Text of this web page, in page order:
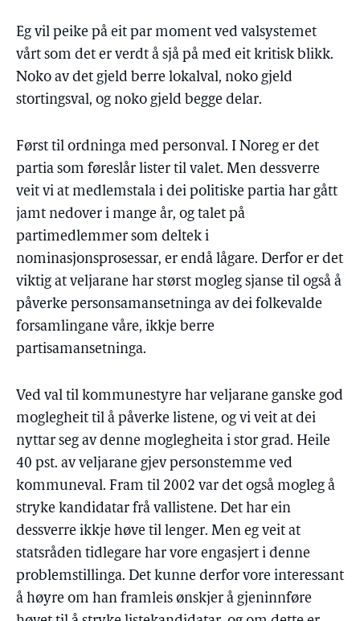
Eg vil peike på eit par moment ved valsystemet
vårt som det er verdt å sjå på med eit kritisk blikk.
Noko av det gjeld berre lokalval, noko gjeld
stortingsval, og noko gjeld begge delar.
Først til ordninga med personval. I Noreg er det
partia som føreslår lister til valet. Men dessverre
veit vi at medlemstala i dei politiske partia har gått
jamt nedover i mange år, og talet på
partimedlemmer som deltek i
nominasjonsprosessar, er endå lågare. Derfor er det
viktig at veljarane har størst mogleg sjanse til også å
påverke personsamansetninga av dei folkevalde
forsamlingane våre, ikkje berre
partisamansetninga.
Ved val til kommunestyre har veljarane ganske god
moglegheit til å påverke listene, og vi veit at dei
nyttar seg av denne moglegheita i stor grad. Heile
40 pst. av veljarane gjev personstemme ved
kommuneval. Fram til 2002 var det også mogleg å
stryke kandidatar frå vallistene. Det har ein
dessverre ikkje høve til lenger. Men eg veit at
statsråden tidlegare har vore engasjert i denne
problemstillinga. Det kunne derfor vore interessant
å høyre om han framleis ønskjer å gjeninnføre